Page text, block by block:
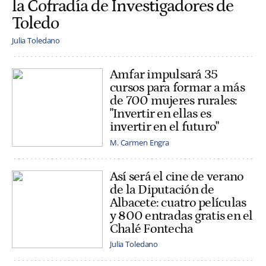
la Cofradía de Investigadores de
Toledo
Julia Toledano
Amfar impulsará 35
cursos para formar a más
de 700 mujeres rurales:
"Invertir en ellas es
invertir en el futuro"
M. Carmen Engra
Así será el cine de verano
de la Diputación de
Albacete: cuatro películas
y 800 entradas gratis en el
Chalé Fontecha
Julia Toledano